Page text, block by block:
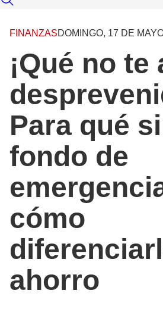
FINANZASDOMINGO, 17 DE
¡Qué no te
Para qué
fondo de
cómo
ahorro